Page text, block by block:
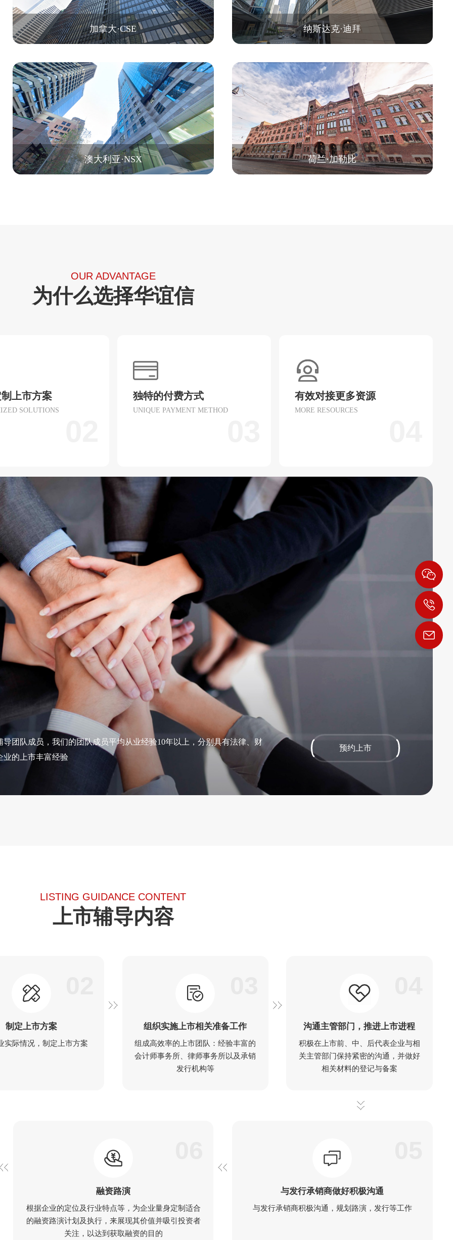
加拿大·CSE 纳斯达克·迪拜
澳大利亚·NSX 荷兰·加勒比
OUR ADVANTAGE
为什么选择华谊信
上市方案
SOLUTIONS
独特的付费方式
UNIQUE PAYMENT METHOD
有效对接更多资源
MORE RESOURCES
团队成员，我们的团队成员平均从业经验10年以上，分别具有法律、财
业的上市丰富经验
预约上市
LISTING GUIDANCE CONTENT
上市辅导内容
制定上市方案
实际情况，制定上市方案
组织实施上市相关准备工作
组成高效率的上市团队：经验丰富的
会计师事务所、律师事务所以及承销
发行机构等
沟通主管部门，推进上市进程
积极在上市前、中、后代表企业与相
关主管部门保持紧密的沟通，并做好
相关材料的登记与备案
与发行承销商做好积极沟通
与发行承销商积极沟通，规划路演，发行等工作
融资路演
根据企业的定位及行业特点等，为企业量身定制适合
的融资路演计划及执行，来展现其价值并吸引投资者
关注，以达到获取融资的目的